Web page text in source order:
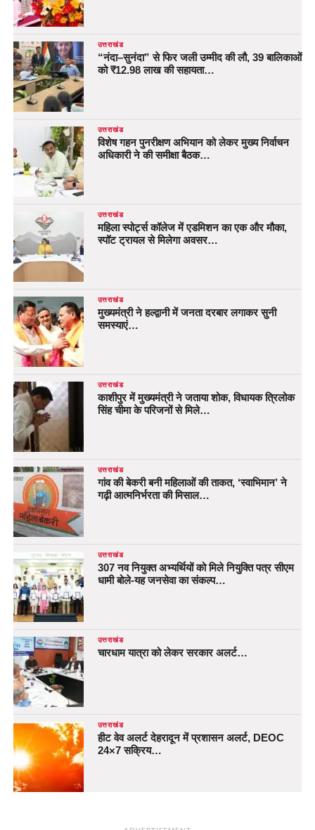
उत्तराखंड
“नंदा–सुनंदा” से फिर जली उम्मीद की लौ, 39 बालिकाओं
को ₹12.98 लाख की सहायता…
उत्तराखंड
विशेष गहन पुनरीक्षण अभियान को लेकर मुख्य निर्वाचन
अधिकारी ने की समीक्षा बैठक…
उत्तराखंड
महिला स्पोर्ट्स कॉलेज में एडमिशन का एक और मौका,
स्पॉट ट्रायल से मिलेगा अवसर…
उत्तराखंड
मुख्यमंत्री ने हल्द्वानी में जनता दरबार लगाकर सुनी
समस्याएं…
उत्तराखंड
काशीपुर में मुख्यमंत्री ने जताया शोक, विधायक त्रिलोक
सिंह चीमा के परिजनों से मिले…
उत्तराखंड
गांव की बेकरी बनी महिलाओं की ताकत, ‘स्वाभिमान’ ने
गढ़ी आत्मनिर्भरता की मिसाल…
उत्तराखंड
307 नव नियुक्त अभ्यर्थियों को मिले नियुक्ति पत्र सीएम
धामी बोले-यह जनसेवा का संकल्प…
उत्तराखंड
चारधाम यात्रा को लेकर सरकार अलर्ट…
उत्तराखंड
हीट वेव अलर्ट देहरादून में प्रशासन अलर्ट, DEOC
24×7 सक्रिय…